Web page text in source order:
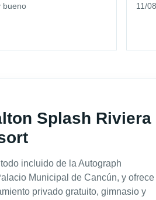
bueno 11/
Splash Riviera
incluido de la Autograph
Municipal de Cancún, y ofrece
privado gratuito, gimnasio y